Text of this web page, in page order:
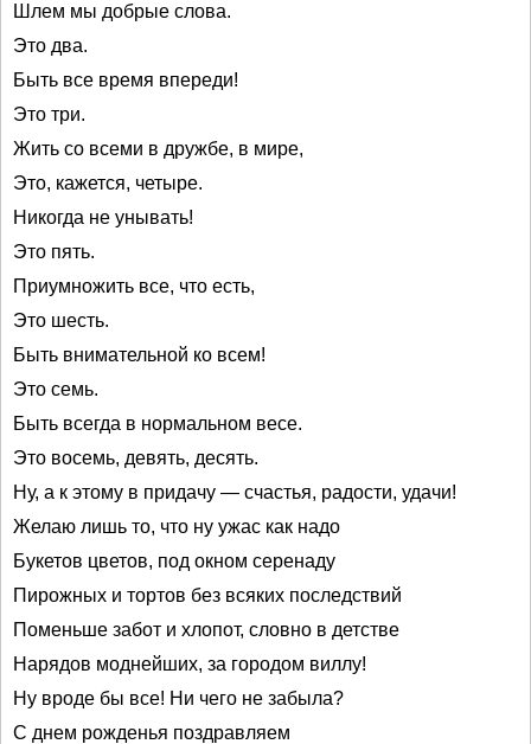
Шлем мы добрые слова.
Это два.
Быть все время впереди!
Это три.
Жить со всеми в дружбе, в мире,
Это, кажется, четыре.
Никогда не унывать!
Это пять.
Приумножить все, что есть,
Это шесть.
Быть внимательной ко всем!
Это семь.
Быть всегда в нормальном весе.
Это восемь, девять, десять.
Ну, а к этому в придачу — счастья, радости, удачи!
Желаю лишь то, что ну ужас как надо
Букетов цветов, под окном серенаду
Пирожных и тортов без всяких последствий
Поменьше забот и хлопот, словно в детстве
Нарядов моднейших, за городом виллу!
Ну вроде бы все! Ни чего не забыла?
С днем рожденья поздравляем